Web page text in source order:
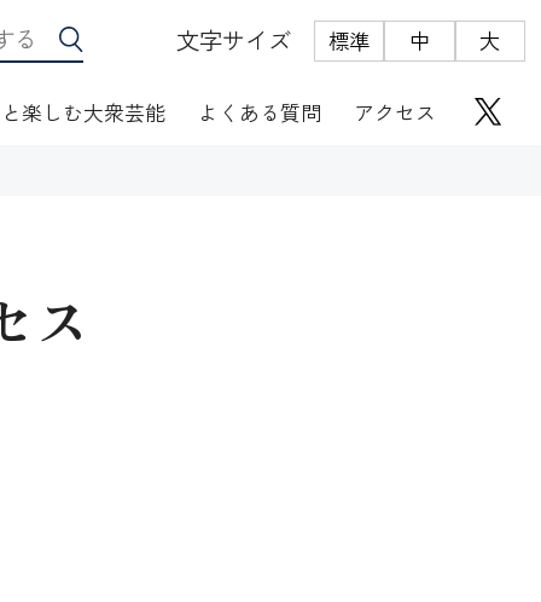
文字サイズ 標準 中 大
表
楽しむ大衆芸能
わい座芸人伝
よくある質問 アクセス
ス